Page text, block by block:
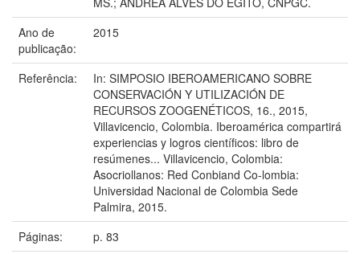
Ano de
publicação:
2015
Referência:
In: SIMPOSIO IBEROAMERICANO SOBRE
CONSERVACIÓN Y UTILIZACIÓN DE
RECURSOS ZOOGENÉTICOS, 16., 2015,
Villavicencio, Colombia. Iberoamérica compartirá
experiencias y logros científicos: libro de
resúmenes... Villavicencio, Colombia:
Asocriollanos: Red Conbiand Co-lombia:
Universidad Nacional de Colombia Sede
Palmira, 2015.
Páginas:
p. 83